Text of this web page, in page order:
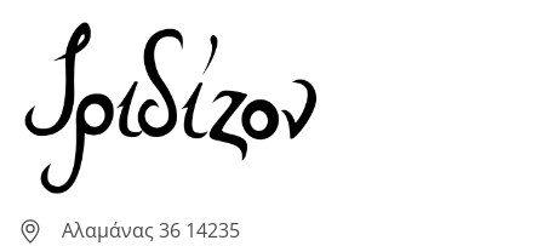
Αλαμάνας 36 14235